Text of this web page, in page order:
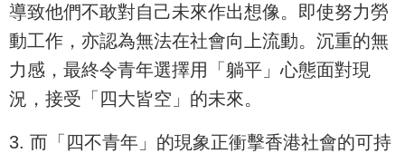
導致他們不敢對自己未來作出想像。即使努力勞
動工作，亦認為無法在社會向上流動。沉重的無
力感，最終令青年選擇用「躺平」心態面對現
況，接受「四大皆空」的未來。
3. 而「四不青年」的現象正衝擊香港社會的可持